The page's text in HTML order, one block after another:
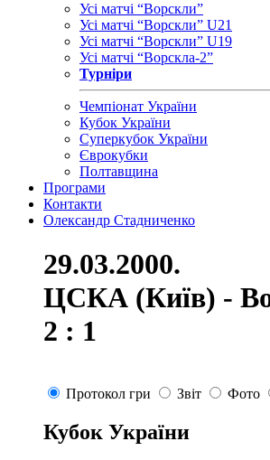
Усі матчі “Ворскли”
Усі матчі “Ворскли” U21
Усі матчі “Ворскли” U19
Усі матчі “Ворскла-2”
Турніри
Чемпіонат України
Кубок України
Суперкубок України
Єврокубки
Полтавщина
Програми
Контакти
Олександр Стадниченко
29.03.2000.
ЦСКА (Київ) -
2 : 1
Протокол гри Звіт Фото
Кубок України